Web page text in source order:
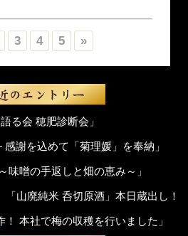
3 4 5 »
語る会 穂肥診断会」
謝を込めて「菊理媛」を奉納」
味噌の手返しと畑の恵み～」
「山廃純米 呑切原酒」本日蔵出し！
！ 本社で梅の収穫を行いました」